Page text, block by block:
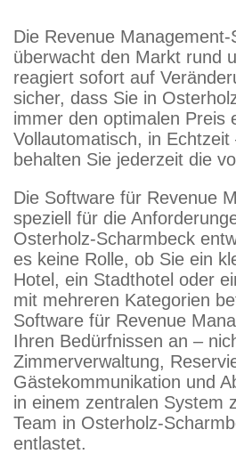
Die Revenue Management-
überwacht den Markt rund
reagiert sofort auf
sicher, dass Sie in
immer den optimalen Preis
Vollautomatisch, in
behalten Sie jederzeit die
Die Software für Revenue
speziell für die
Osterholz-Scharmbeck
es keine Rolle, ob Sie ein
Hotel, ein Stadthotel oder
mit mehreren Kategorien
Software für Revenue
Ihren Bedürfnissen an –
Zimmerverwaltung,
Gästekommunikation und
in einem zentralen System
Team in Osterholz-
entlastet.